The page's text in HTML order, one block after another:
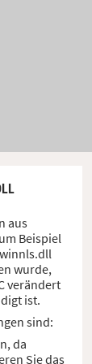
aus
Beispiel
wurde,
verändert
ist.
sind:
da
Sie das